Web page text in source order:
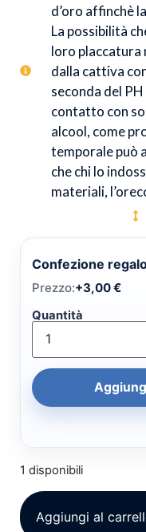
d’oro affinchè
La possibilità
loro placcatura
dalla cattiva
seconda del
contatto con
alcool, come
temporale può
che chi lo
materiali,
Confezione
Prezzo:+3,00€
Quantità
1 disponibili
Aggiungi al